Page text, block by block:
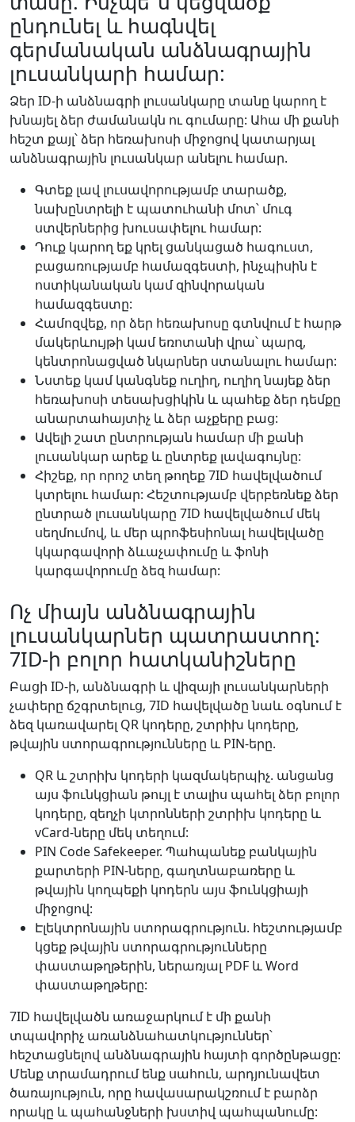
ընդունել և հագնվել
գերմանական անձնագրային
լուսանկարի համար:
Ձեր ID-ի անձնագրի լուսանկարը տանը կարող է
խնայել ձեր ժամանակն ու գումարը: Ահա մի քանի
հեշտ քայլ՝ ձեր հեռախոսի միջոցով կատարյալ
անձնագրային լուսանկար անելու համար.
Գտեք լավ լուսավորությամբ տարածք,
նախընտրելի է պատուհանի մոտ՝ մուգ
ստվերներից խուսափելու համար:
Դուք կարող եք կրել ցանկացած հագուստ,
բացառությամբ համազգեստի, ինչպիսին է
ոստիկանական կամ զինվորական
համազգեստը:
Համոզվեք, որ ձեր հեռախոսը գտնվում է հարթ
մակերևույթի կամ եռոտանի վրա՝ պարզ,
կենտրոնացված նկարներ ստանալու համար:
Նստեք կամ կանգնեք ուղիղ, ուղիղ նայեք ձեր
հեռախոսի տեսախցիկին և պահեք ձեր դեմքը
անարտահայտիչ և ձեր աչքերը բաց:
Ավելի շատ ընտրության համար մի քանի
լուսանկար արեք և ընտրեք լավագույնը:
Հիշեք, որ որոշ տեղ թողեք 7ID հավելվածում
կտրելու համար: Հեշտությամբ վերբեռնեք ձեր
ընտրած լուսանկարը 7ID հավելվածում մեկ
սեղմումով, և մեր պրոֆեսիոնալ հավելվածը
կկարգավորի ձևաչափումը և ֆոնի
կարգավորումը ձեզ համար:
Ոչ միայն անձնագրային
լուսանկարներ պատրաստող:
7ID-ի բոլոր հատկանիշները
Բացի ID-ի, անձնագրի և վիզայի լուսանկարների
չափերը ճշգրտելուց, 7ID հավելվածը նաև օգնում է
ձեզ կառավարել QR կոդերը, շտրիխ կոդերը,
թվային ստորագրությունները և PIN-երը.
QR և շտրիխ կոդերի կազմակերպիչ. անցանց
այս ֆունկցիան թույլ է տալիս պահել ձեր բոլոր
կոդերը, զեղչի կտրոնների շտրիխ կոդերը և
vCard-ները մեկ տեղում:
PIN Code Safekeeper. Պահպանեք բանկային
քարտերի PIN-ները, գաղտնաբառերը և
թվային կողպեքի կոդերն այս ֆունկցիայի
միջոցով:
Էլեկտրոնային ստորագրություն. հեշտությամբ
կցեք թվային ստորագրությունները
փաստաթղթերին, ներառյալ PDF և Word
փաստաթղթերը:
7ID հավելվածն առաջարկում է մի քանի
տպավորիչ առանձնահատկություններ՝
հեշտացնելով անձնագրային հայտի գործընթացը:
Մենք տրամադրում ենք սահուն, արդյունավետ
ծառայություն, որը հավասարակշռում է բարձր
որակը և պահանջների խստիվ պահպանումը: